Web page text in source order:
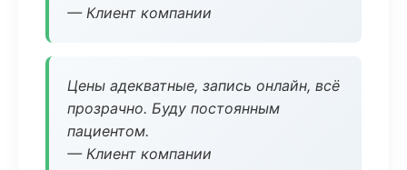
— Клиент компании
Цены адекватные, запись онлайн, всё
прозрачно. Буду постоянным
пациентом.
— Клиент компании